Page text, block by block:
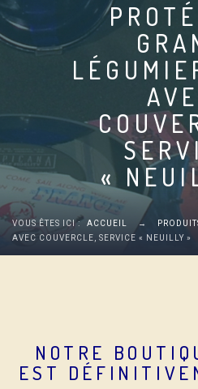
«
VOUS ÊTES ICI : ACCUEIL →
AVEC COUVERCLE, SERVICE « NEUILLY »
NOTRE
EST